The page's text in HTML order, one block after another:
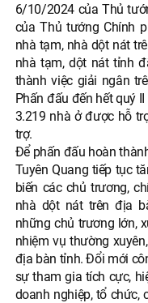
6/10/2024 của Thủ
của Thủ tướng Chính
nhà tạm, nhà dột nát
nhà tạm, dột nát tỉnh
thành việc giải ngân
Phấn đấu đến hết quý
3.219 nhà ở được hỗ
trợ.
Để phấn đấu hoàn
Tuyên Quang tiếp tục
biến các chủ trương,
nhà dột nát trên địa
những chủ trương lớn,
nhiệm vụ thường
địa bàn tỉnh. Đổi mới
sự tham gia tích cực,
doanh nghiệp, tổ chức,